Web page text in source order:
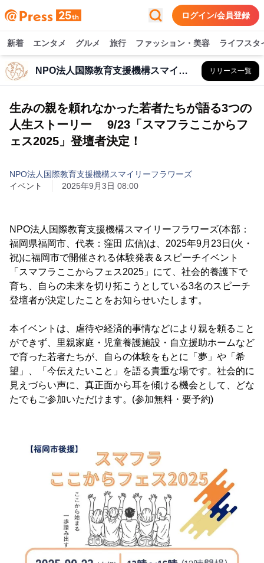
ログイン/会員登録
新着 エンタメ グルメ 旅行 ファッション・美容 ライフスタ
NPO法人国際教育支援機構スマイリーフラワーズ リリース一覧
生みの親を頼れなかった若者たちが語る3つの
人生ストーリー 9/23「スマフラここからフ
ェス2025」登壇者決定！
NPO法人国際教育支援機構スマイリーフラワーズ
イベント
2025年9月3日 08:00
NPO法人国際教育支援機構スマイリーフラワーズ(本部：
福岡県福岡市、代表：窪田 広信)は、2025年9月23日(火・
祝)に福岡市で開催される体験発表＆スピーチイベント
「スマフラここからフェス2025」にて、社会的養護下で
育ち、自らの未来を切り拓こうとしている3名のスピーチ
登壇者が決定したことをお知らせいたします。
本イベントは、虐待や経済的事情などにより親を頼ること
ができず、里親家庭・児童養護施設・自立援助ホームなど
で育った若者たちが、自らの体験をもとに「夢」や「希
望」、「今伝えたいこと」を語る貴重な場です。社会的に
見えづらい声に、真正面から耳を傾ける機会として、どな
たでもご参加いただけます。(参加無料・要予約)